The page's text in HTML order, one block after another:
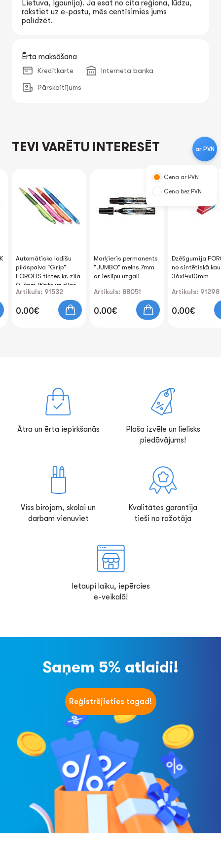
Lietuva, Igaunija). Ja esat no cita reģiona, lūdzu,
rakstiet uz e-pastu, mēs centīsimies jums
palīdzēt.
Ērta maksāšana
Kredītkarte Interneta banka
Pārskaitījums
TEVI VARĒTU INTERESĒT
Automātiska lodīšu
pildspalva "Grip"
FOROFIS tintes kr. zila
0.7mm (tinte uz eļļas
bāzes)
Artikuls: 91532
0.00€
Marķieris permanents
"JUMBO" melns 7mm
ar ieslīpu uzgali
Artikuls: 88051
0.00€
Dzēšgumija
no sintētiskā
36x14x10mm
Artikuls: 91298
0.00€
ar PVN
Cena ar PVN
Cena bez PVN
Ātra un ērta iepirkšanās
Plaša izvēle un lielisks
piedāvājums!
Viss birojam, skolai un
darbam vienuviet
Kvalitātes garantija
tieši no ražotāja
Ietaupi laiku, iepērcies
e-veikalā!
Saņem 5% atlaidi!
Reģistrējieties tagad!